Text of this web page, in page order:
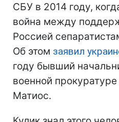
СБУ в 2014 году,
война между
Россией
Об этом заявил
году бывший
военной
Матиос.